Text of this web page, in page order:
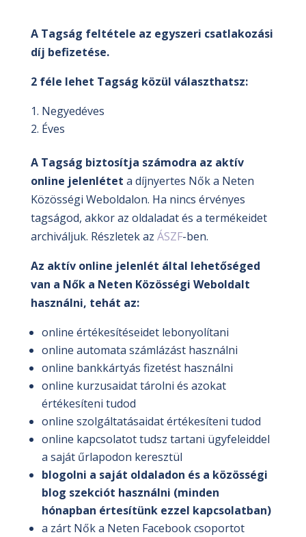
Weboldalon
mennyiség
A Tagság feltétele az egyszeri csatlakozási
díj befizetése.
2 féle lehet Tagság közül választhatsz:
Negyedéves
Éves
A Tagság biztosítja számodra az aktív
online jelenlétet a díjnyertes Nők a Neten
Közösségi Weboldalon. Ha nincs érvényes
tagságod, akkor az oldaladat és a termékeidet
archiváljuk. Részletek az ÁSZF-ben.
Az aktív online jelenlét által lehetőséged
van a Nők a Neten Közösségi Weboldalt
használni, tehát az:
online értékesítéseidet lebonyolítani
online automata számlázást használni
online bankkártyás fizetést használni
online kurzusaidat tárolni és azokat
értékesíteni tudod
online szolgáltatásaidat értékesíteni tudod
online kapcsolatot tudsz tartani ügyfeleiddel
a saját űrlapodon keresztül
blogolni a saját oldaladon és a közösségi
blog szekciót használni (minden
hónapban értesítünk ezzel kapcsolatban)
a zárt Nők a Neten Facebook csoportot